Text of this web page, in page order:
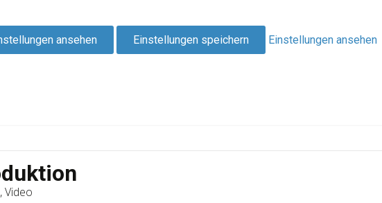
ansehen Einstellungen speichern Einstellungen ansehen
Video